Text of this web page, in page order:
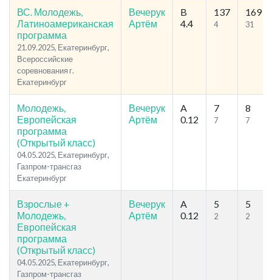
ВС. Молодежь,
Латиноамериканская
программа
21.09.2025, Екатеринбург,
Всероссийские
соревнования г.
Екатеринбург
Вечерук
Артём
B
4.4
137
4
169
31
Молодежь,
Европейская
программа
(Открытый класс)
04.05.2025, Екатеринбург,
Газпром-трансгаз
Екатеринбург
Вечерук
Артём
A
0.12
7
7
8
7
Взрослые +
Молодежь,
Европейская
программа
(Открытый класс)
04.05.2025, Екатеринбург,
Газпром-трансгаз
Вечерук
Артём
A
0.12
5
2
5
2